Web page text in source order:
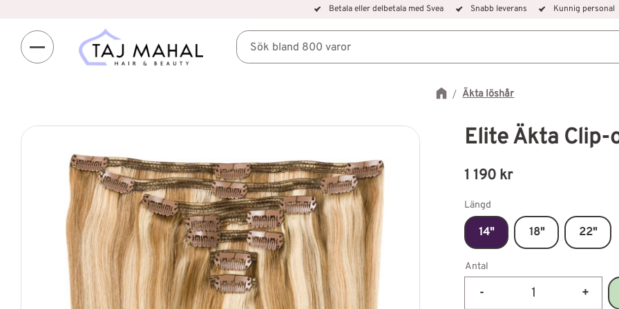
Betala eller delbetala med Svea Snabb leverans Kunnig personal
Äkta löshår
Elite Äkta Clip-
1 190 kr
Längd
14" 18" 22"
Antal
+
-